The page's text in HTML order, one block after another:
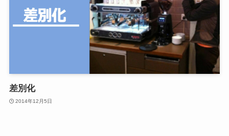
差別化
2014年12月5日